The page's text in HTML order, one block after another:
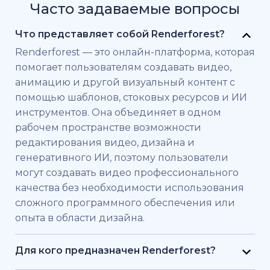
Часто задаваемые вопросы
Что представляет собой Renderforest?
Renderforest — это онлайн-платформа, которая
помогает пользователям создавать видео,
анимацию и другой визуальный контент с
помощью шаблонов, стоковых ресурсов и ИИ
инструментов. Она объединяет в одном
рабочем пространстве возможности
редактирования видео, дизайна и
генеративного ИИ, поэтому пользователи
могут создавать видео профессионального
качества без необходимости использования
сложного программного обеспечения или
опыта в области дизайна.
Для кого предназначен Renderforest?